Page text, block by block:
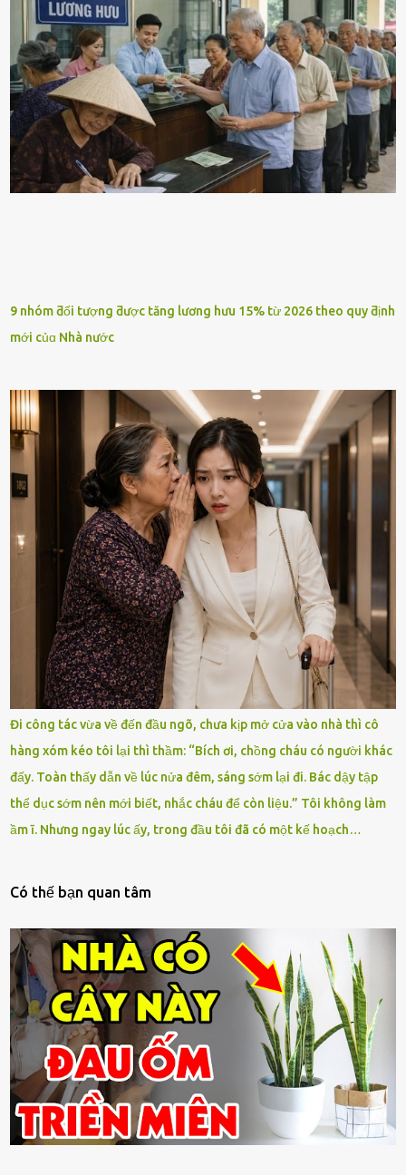
9 nhóm ƌối tượng ƌược tăng lương hưu 15% từ 2026 theo quy ƌịnh
mới củɑ Nhà nước
Đi công tác vừa về đến đầu ngõ, chưa kịp mở cửa vào nhà thì cô
hàng xóm kéo tôi lại thì thầm: “Bích ơi, chồng cháu có người khác
đấy. Toàn thấy dẫn về lúc nửa đêm, sáng sớm lại đi. Bác dậy tập
thể dục sớm nên mới biết, nhắc cháu để còn liệu.” Tôi không làm
ầm ĩ. Nhưng ngay lúc ấy, trong đầu tôi đã có một kế hoạch…
Có thế bạn quan tâm